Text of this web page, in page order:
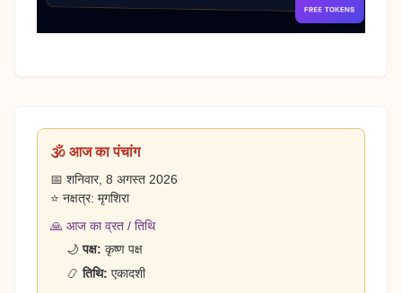
🕉️ आज का पंचांग
📅 शनिवार, 8 अगस्त 2026
⭐ नक्षत्र: मृगशिरा
🙏 आज का व्रत / तिथि
🌙पक्ष: कृष्ण पक्ष
📿तिथि: एकादशी